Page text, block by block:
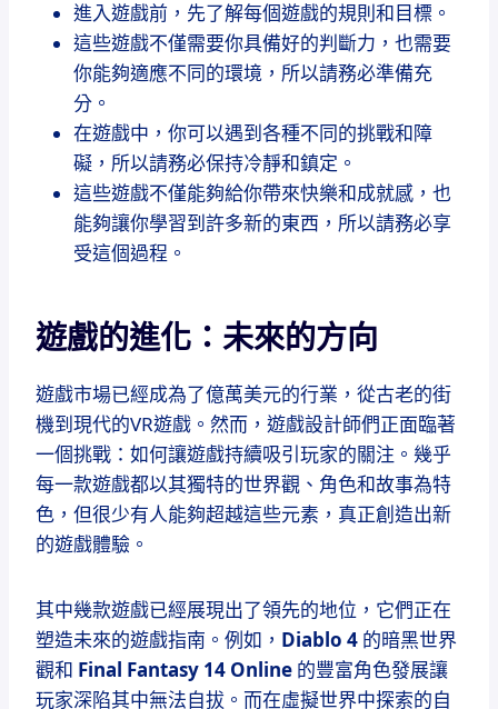
進入遊戲前，先了解每個遊戲的規則和目標。
這些遊戲不僅需要你具備好的判斷力，也需要
你能夠適應不同的環境，所以請務必準備充
分。
在遊戲中，你可以遇到各種不同的挑戰和障
礙，所以請務必保持冷靜和鎮定。
這些遊戲不僅能夠給你帶來快樂和成就感，也
能夠讓你學習到許多新的東西，所以請務必享
受這個過程。
遊戲的進化：未來的方向
遊戲市場已經成為了億萬美元的行業，從古老的街
機到現代的VR遊戲。然而，遊戲設計師們正面臨著
一個挑戰：如何讓遊戲持續吸引玩家的關注。幾乎
每一款遊戲都以其獨特的世界觀、角色和故事為特
色，但很少有人能夠超越這些元素，真正創造出新
的遊戲體驗。
其中幾款遊戲已經展現出了領先的地位，它們正在
塑造未來的遊戲指南。例如， Diablo 4 的暗黑世界
觀和 Final Fantasy 14 Online 的豐富角色發展讓
玩家深陷其中無法自拔。而在虛擬世界中探索的自